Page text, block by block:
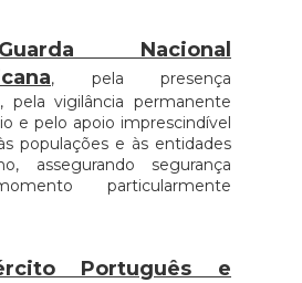
Guarda Nacional
, pela presença
pela vigilância permanente
e pelo apoio imprescindível
populações e às entidades
assegurando segurança
particularmente
Português e